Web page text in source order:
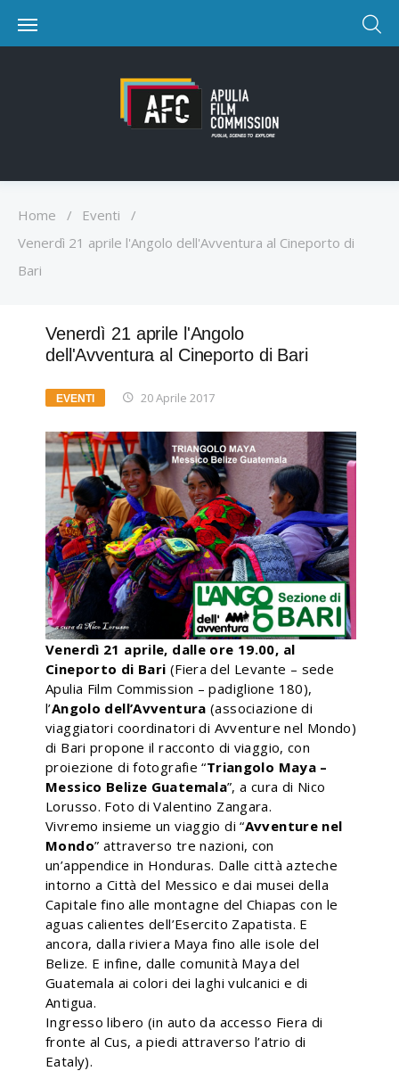
Home / Eventi
/
Venerdì 21 aprile l'Angolo dell'Avventura al Cineporto di
Bari
Venerdì 21 aprile l'Angolo
dell'Avventura al Cineporto di Bari
EVENTI 20 Aprile 2017
Venerdì 21 aprile, dalle ore 19.00, al
Cineporto di Bari (Fiera del Levante – sede
Apulia Film Commission – padiglione 180),
l’Angolo dell’Avventura (associazione di
viaggiatori coordinatori di Avventure nel Mondo)
di Bari propone il racconto di viaggio, con
proiezione di fotografie “Triangolo Maya –
Messico Belize Guatemala”, a cura di Nico
Lorusso. Foto di Valentino Zangara.
Vivremo insieme un viaggio di “Avventure nel
Mondo” attraverso tre nazioni, con
un’appendice in Honduras. Dalle città azteche
intorno a Città del Messico e dai musei della
Capitale fino alle montagne del Chiapas con le
aguas calientes dell’Esercito Zapatista. E
ancora, dalla riviera Maya fino alle isole del
Belize. E infine, dalle comunità Maya del
Guatemala ai colori dei laghi vulcanici e di
Antigua.
Ingresso libero (in auto da accesso Fiera di
fronte al Cus, a piedi attraverso l’atrio di
Eataly).